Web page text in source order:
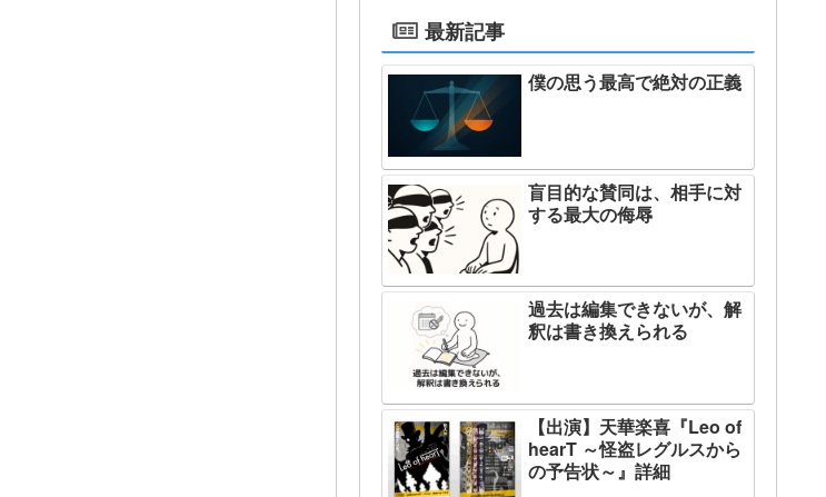
最新記事
僕の思う最高で絶対の正義
盲目的な賛同は、相手に対
する最大の侮辱
過去は編集できないが、解
釈は書き換えられる
【出演】天華楽喜『Leo of
hearT ～怪盗レグルスから
の予告状～』詳細